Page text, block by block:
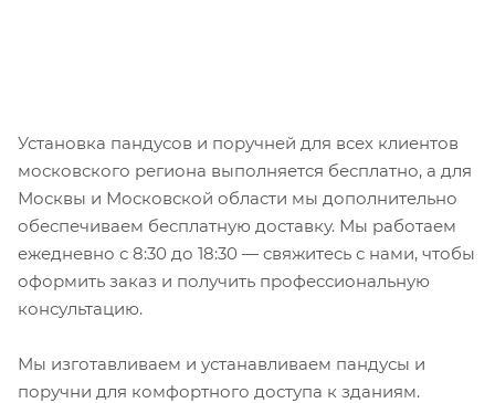
Установка пандусов и поручней для всех клиентов
московского региона выполняется бесплатно, а для
Москвы и Московской области мы дополнительно
обеспечиваем бесплатную доставку. Мы работаем
ежедневно с 8:30 до 18:30 — свяжитесь с нами, чтобы
оформить заказ и получить профессиональную
консультацию.
Мы изготавливаем и устанавливаем пандусы и
поручни для комфортного доступа к зданиям.